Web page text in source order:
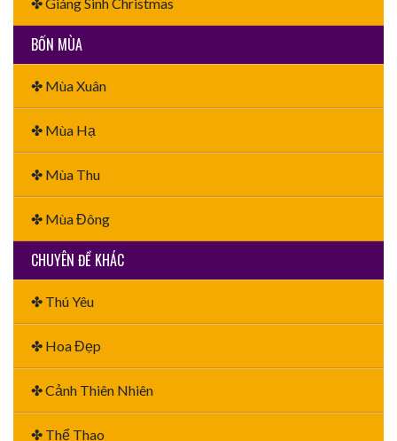
BỐN MÙA
✤ Mùa Xuân
✤ Mùa Hạ
✤ Mùa Thu
✤ Mùa Đông
CHUYÊN ĐỀ KHÁC
✤ Thú Yêu
✤ Hoa Đẹp
✤ Cảnh Thiên Nhiên
✤ Thể Thao